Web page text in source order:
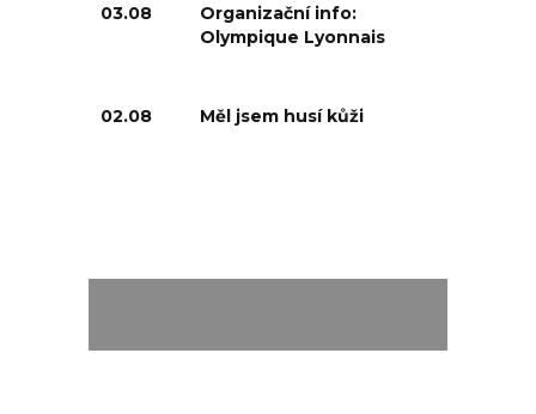
03.08
Organizační info:
Olympique Lyonnais
02.08 Měl jsem husí kůži